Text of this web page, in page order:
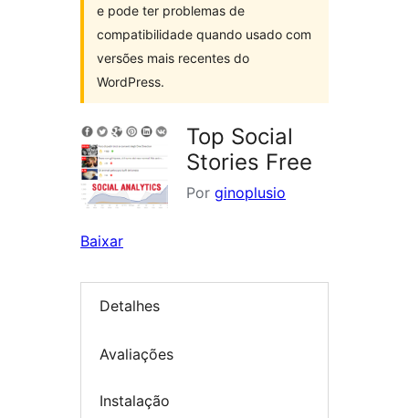
e pode ter problemas de
compatibilidade quando usado com
versões mais recentes do
WordPress.
Top Social
Stories Free
Por ginoplusio
Baixar
Detalhes
Avaliações
Instalação